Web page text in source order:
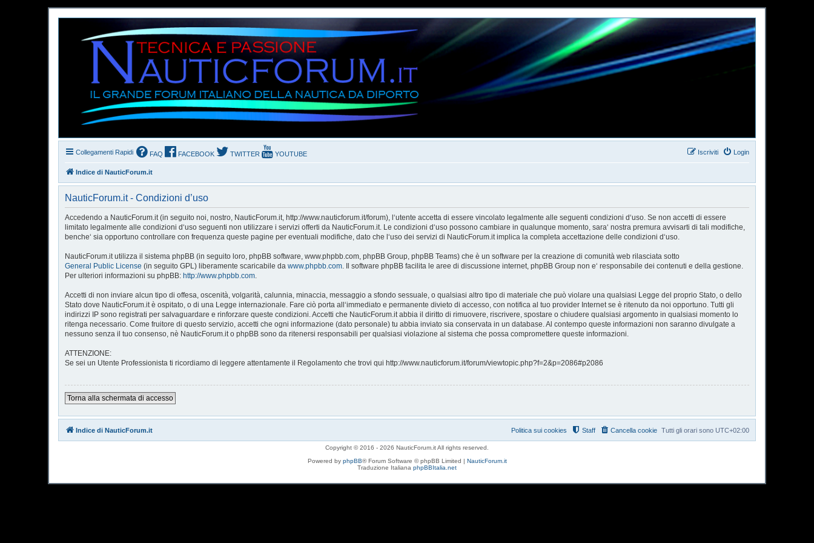
Collegamenti Rapidi FAQ FACEBOOK TWITTER YOUTUBE Login
Iscriviti
Indice di NauticForum.it
NauticForum.it - Condizioni d’uso
Accedendo a NauticForum.it (in seguito noi, nostro, NauticForum.it, http://www.nauticforum.it/forum), l‘utente accetta di essere vincolato legalmente alle seguenti condizioni d‘uso. Se non accetti di essere
limitato legalmente alle condizioni d‘uso seguenti non utilizzare i servizi offerti da NauticForum.it. Le condizioni d‘uso possono cambiare in qualunque momento, sara‘ nostra premura avvisarti di tali modifiche,
benche‘ sia opportuno controllare con frequenza queste pagine per eventuali modifiche, dato che l‘uso dei servizi di NauticForum.it implica la completa accettazione delle condizioni d‘uso.
NauticForum.it utilizza il sistema phpBB (in seguito loro, phpBB software, www.phpbb.com, phpBB Group, phpBB Teams) che è un software per la creazione di comunità web rilasciata sotto
General Public License (in seguito GPL) liberamente scaricabile da www.phpbb.com. Il software phpBB facilita le aree di discussione internet, phpBB Group non e‘ responsabile dei contenuti e della gestione.
Per ulteriori informazioni su phpBB: http://www.phpbb.com.
Accetti di non inviare alcun tipo di offesa, oscenità, volgarità, calunnia, minaccia, messaggio a sfondo sessuale, o qualsiasi altro tipo di materiale che può violare una qualsiasi Legge del proprio Stato, o dello
Stato dove NauticForum.it è ospitato, o di una Legge internazionale. Fare ciò porta all‘immediato e permanente divieto di accesso, con notifica al tuo provider Internet se è ritenuto da noi opportuno. Tutti gli
indirizzi IP sono registrati per salvaguardare e rinforzare queste condizioni. Accetti che NauticForum.it abbia il diritto di rimuovere, riscrivere, spostare o chiudere qualsiasi argomento in qualsiasi momento lo
ritenga necessario. Come fruitore di questo servizio, accetti che ogni informazione (dato personale) tu abbia inviato sia conservata in un database. Al contempo queste informazioni non saranno divulgate a
nessuno senza il tuo consenso, nè NauticForum.it o phpBB sono da ritenersi responsabili per qualsiasi violazione al sistema che possa compromettere queste informazioni.
ATTENZIONE:
Se sei un Utente Professionista ti ricordiamo di leggere attentamente il Regolamento che trovi qui http://www.nauticforum.it/forum/viewtopic.php?f=2&p=2086#p2086
Torna alla schermata di accesso
Indice di NauticForum.it Tutti gli orari sono UTC+02:00
Cancella cookie
Staff
Politica sui cookies
Copyright © 2016 - 2026 NauticForum.it All rights reserved.
Powered by phpBB® Forum Software © phpBB Limited | NauticForum.it
Traduzione Italiana phpBBItalia.net